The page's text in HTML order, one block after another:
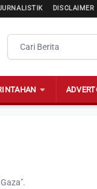
DISCLAIMER